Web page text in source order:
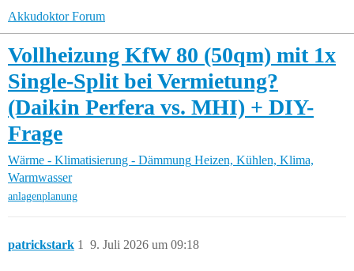
Akkudoktor Forum
Vollheizung KfW 80 (50qm) mit 1x
Single-Split bei Vermietung?
(Daikin Perfera vs. MHI) + DIY-
Frage
Wärme - Klimatisierung - Dämmung Heizen, Kühlen, Klima,
Warmwasser
anlagenplanung
patrickstark 9. Juli 2026 um 09:18
1